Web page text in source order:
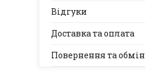
Відгуки
Доставка та оплата
Повернення та обмін